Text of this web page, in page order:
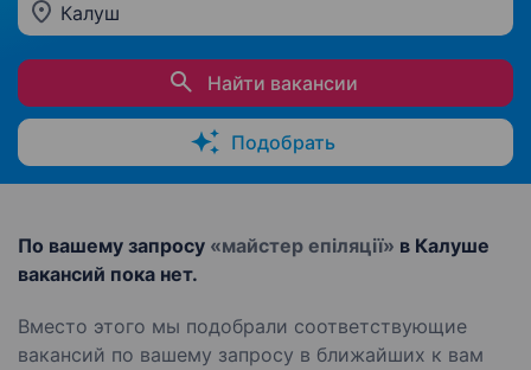
Калуш
Найти вакансии
Подобрать
По вашему запросу «майстер епіляції» в Калуше
вакансий пока нет.
Вместо этого мы подобрали соответствующие
вакансий по вашему запросу в ближайших к вам